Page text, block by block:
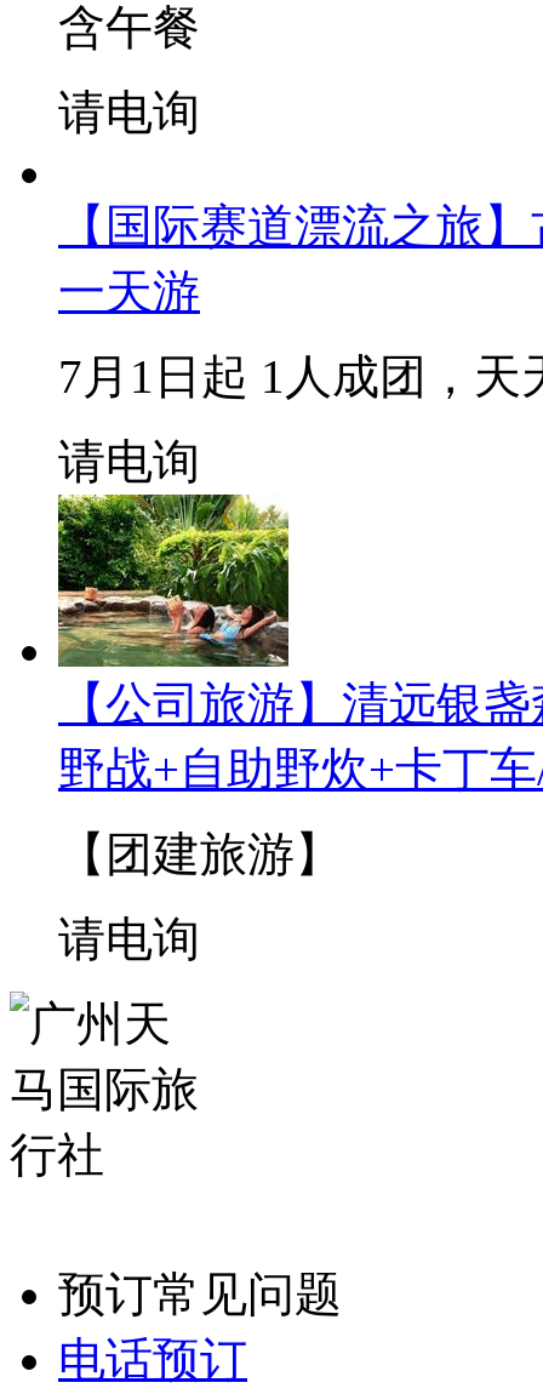
含午餐
请电询
【国际赛道漂流之旅
一天游
7月1日起 1人成团，天
请电询
【公司旅游】清远银
野战+自助野炊+卡丁
【团建旅游】
请电询
预订常见问题
电话预订